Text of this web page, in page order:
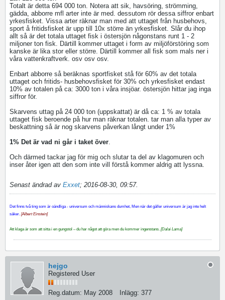
Totalt är detta 694 000 ton. Notera att sik, havsöring, strömming,
gädda, abborre mfl arter inte är med. dessutom rör dessa siffror enbart
yrkesfisket. Vissa arter räknar man med att uttaget från husbehovs,
sport å fritidsfisket är upp till 10x större än yrkesfisket. Slår du ihop
allt så är det totala uttaget fisk i östersjön någonstans runt 1 - 2
miljoner ton fisk. Därtill kommer uttaget i form av miljöförstöring som
kanske är lika stor eller större. Därtill kommer all fisk som mals ner i
våra vattenkraftverk. osv osv osv.
Enbart abborre så beräknas sportfisket stå för 60% av det totala
uttaget och fritids- husbehovsfisket för 30% och yrkesfisket endast
10% av totalen på ca: 3000 ton i våra insjöar. östersjön hittar jag inga
siffror för.
Skarvens uttag på 24 000 ton (uppskattat) är då ca: 1 % av totala
uttaget fisk beroende på hur man räknar totalen. tar man alla typer av
beskattning så är nog skarvens påverkan långt under 1%
1% Det är vad ni går i taket över.
Och därmed tackar jag för mig och slutar ta del av klagomuren och
inser åter igen att den som inte vill förstå kommer aldrig att lyssna.
Senast ändrad av Exxet; 2016-08-30, 09:57.
Det finns två ting som är oändliga - universum och människans dumhet, Men när det gäller universum är jag inte helt
säker. [Albert Einstein]
Att klaga är som att sitta i en gungstol – du har något att göra men du kommer ingenstans. [Dalai Lama]
hejgo
Registered User
Reg.datum: May 2008 Inlägg: 377